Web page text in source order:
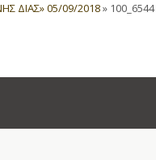
ΔΙΑΣ» 05/09/2018» 100_6544